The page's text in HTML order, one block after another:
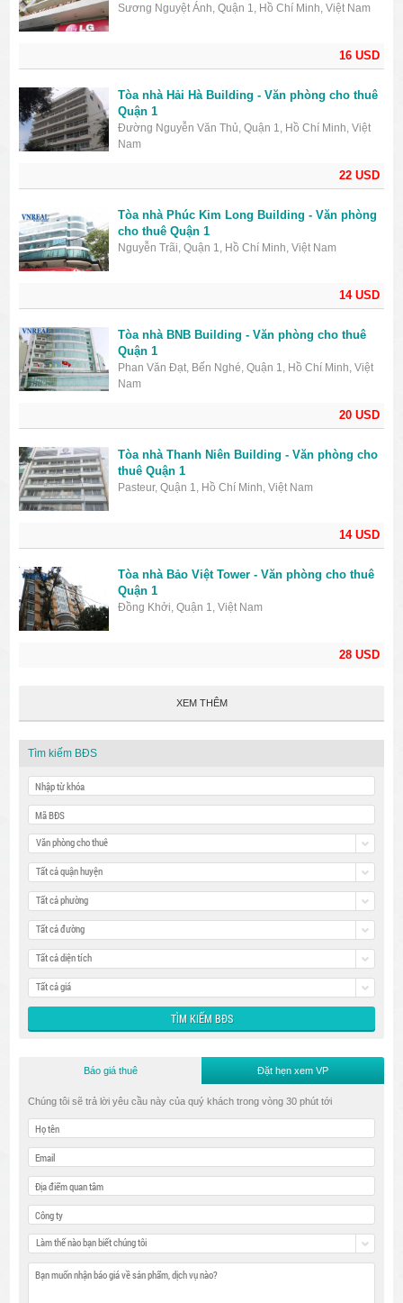
16 USD
Sương Nguyệt Ánh, Quận 1, Hồ Chí Minh, Việt Nam
22 USD
Tòa nhà Hải Hà Building - Văn phòng cho thuê
Quận 1
Đường Nguyễn Văn Thủ, Quận 1, Hồ Chí Minh, Việt
Nam
14 USD
Tòa nhà Phúc Kim Long Building - Văn phòng
cho thuê Quận 1
Nguyễn Trãi, Quận 1, Hồ Chí Minh, Việt Nam
20 USD
Tòa nhà BNB Building - Văn phòng cho thuê
Quận 1
Phan Văn Đạt, Bến Nghé, Quận 1, Hồ Chí Minh, Việt
Nam
14 USD
Tòa nhà Thanh Niên Building - Văn phòng cho
thuê Quận 1
Pasteur, Quận 1, Hồ Chí Minh, Việt Nam
28 USD
Tòa nhà Bảo Việt Tower - Văn phòng cho thuê
Quận 1
Đồng Khởi, Quận 1, Việt Nam
XEM THÊM
Tìm kiếm BĐS
Văn phòng cho thuê
Tất cả quận huyện
Tất cả phường
Tất cả đường
Tất cả diện tích
Tất cả giá
Báo giá thuê Đặt hẹn xem VP
Chúng tôi sẽ trả lời yêu cầu này của quý khách trong vòng 30 phút tới
Làm thế nào bạn biết chúng tôi